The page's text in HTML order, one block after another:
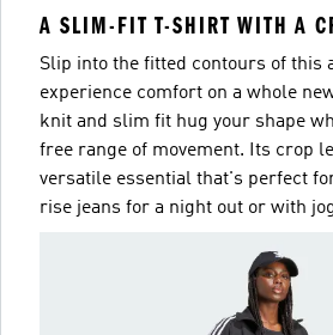
A SLIM-FIT T-SHIRT WITH A
Slip into the fitted contours of this
experience comfort on a whole
knit and slim fit hug your shape
free range of movement. Its crop
versatile essential that's perfect
rise jeans for a night out or with